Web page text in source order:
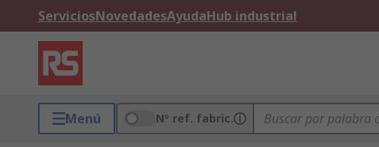
ServiciosNovedadesAyudaHub industrial
Menú Nº ref. fabric.